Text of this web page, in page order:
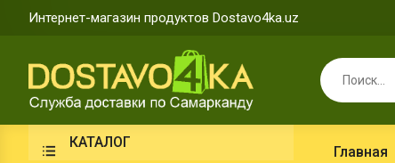
Интернет-магазин продуктов Dostavo4ka.uz
КАТАЛОГ
Главная